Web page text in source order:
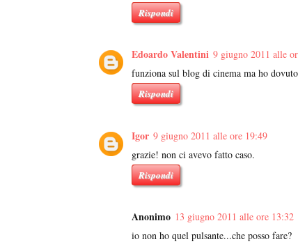
Rispondi
Edoardo Valentini 9 giugno 2011 alle
funziona sul blog di cinema ma ho
Rispondi
Igor 9 giugno 2011 alle ore 19:49
grazie! non ci avevo fatto caso.
Rispondi
Anonimo 13 giugno 2011 alle ore 13:32
io non ho quel pulsante...che posso fare?